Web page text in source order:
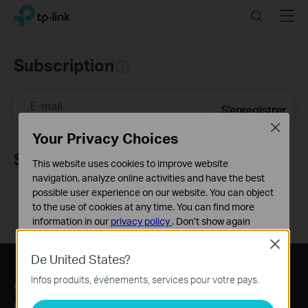
Click
navigation
TP-Link, Reliably Smart SearchMenu
Subscription
E-mail S'enregistrer
Suivez nous
A propos de nous Presse Où acheter
De United States?
Infos produits, événements, services pour votre pays.
Close
Your Privacy Choices
This website uses cookies to improve website
navigation, analyze online activities and have the best
possible user experience on our website. You can object
to the use of cookies at any time. You can find more
information in our privacy policy . Don’t show again
Ces cookies sont nécessaires au fonctionnement du
site Web et ne peuvent pas être désactivés dans vos
systèmes.
Close